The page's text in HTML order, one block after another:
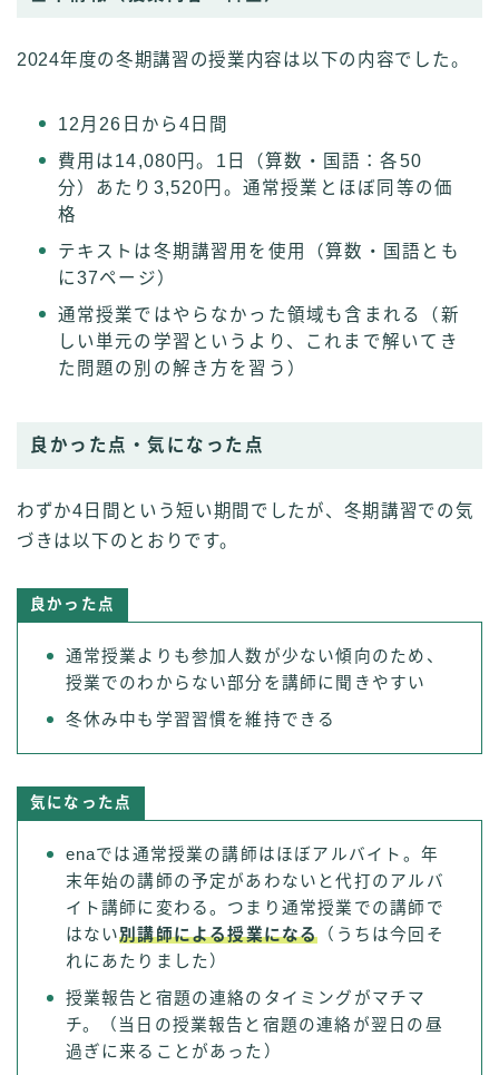
2024年度の冬期講習の授業内容は以下の内容でした。
12月26日から4日間
費用は14,080円。1日（算数・国語：各50
分）あたり3,520円。通常授業とほぼ同等の価
格
テキストは冬期講習用を使用（算数・国語とも
に37ページ）
通常授業ではやらなかった領域も含まれる（新
しい単元の学習というより、これまで解いてき
た問題の別の解き方を習う）
良かった点・気になった点
わずか4日間という短い期間でしたが、冬期講習での気
づきは以下のとおりです。
良かった点
通常授業よりも参加人数が少ない傾向のため、
授業でのわからない部分を講師に聞きやすい
冬休み中も学習習慣を維持できる
気になった点
enaでは通常授業の講師はほぼアルバイト。年
末年始の講師の予定があわないと代打のアルバ
イト講師に変わる。つまり通常授業での講師で
はない別講師による授業になる （うちは今回そ
れにあたりました）
授業報告と宿題の連絡のタイミングがマチマ
チ。（当日の授業報告と宿題の連絡が翌日の昼
過ぎに来ることがあった）